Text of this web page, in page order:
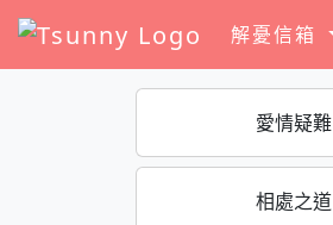
解憂信箱
愛情疑難
相處之道